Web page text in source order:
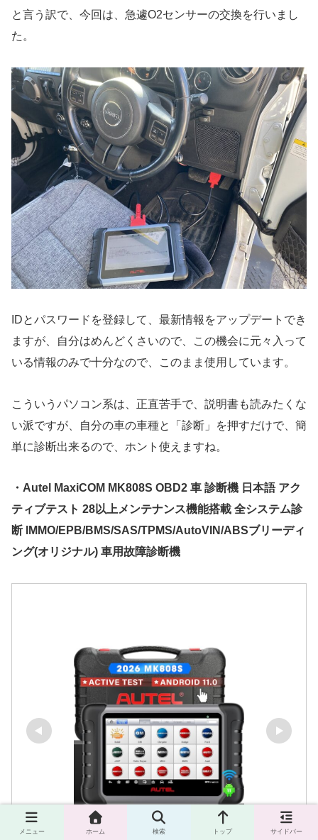
と言う訳で、今回は、急遽O2センサーの交換を行いまし
た。
IDとパスワードを登録して、最新情報をアップデートでき
ますが、自分はめんどくさいので、この機会に元々入って
いる情報のみで十分なので、このまま使用しています。
こういうパソコン系は、正直苦手で、説明書も読みたくな
い派ですが、自分の車の車種と「診断」を押すだけで、簡
単に診断出来るので、ホント使えますね。
・Autel MaxiCOM MK808S OBD2 車 診断機 日本語 アク
ティブテスト 28以上メンテナンス機能搭載 全システム診
断 IMMO/EPB/BMS/SAS/TPMS/AutoVIN/ABSブリーディ
ング(オリジナル) 車用故障診断機
メニュー ホーム 検索 トップ サイドバー